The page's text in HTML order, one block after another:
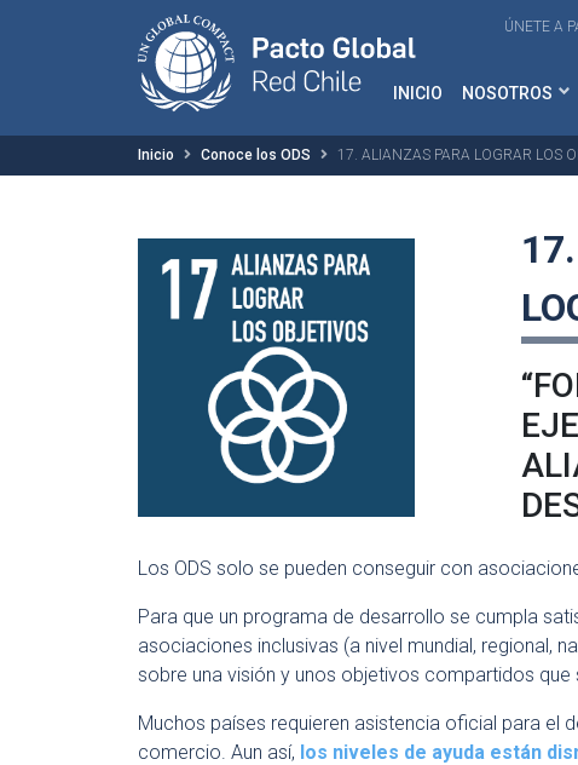
ÚNETE A
INICIO NOSOTROS
Inicio Conoce los ODS 17. ALIANZAS PARA LOGRAR LOS
Los ODS solo se pueden conseguir con
Para que un programa de desarrollo se cumpla
asociaciones inclusivas (a nivel mundial, regional,
sobre una visión y unos objetivos compartidos
Muchos países requieren asistencia oficial para el
comercio. Aun así, los niveles de ayuda están